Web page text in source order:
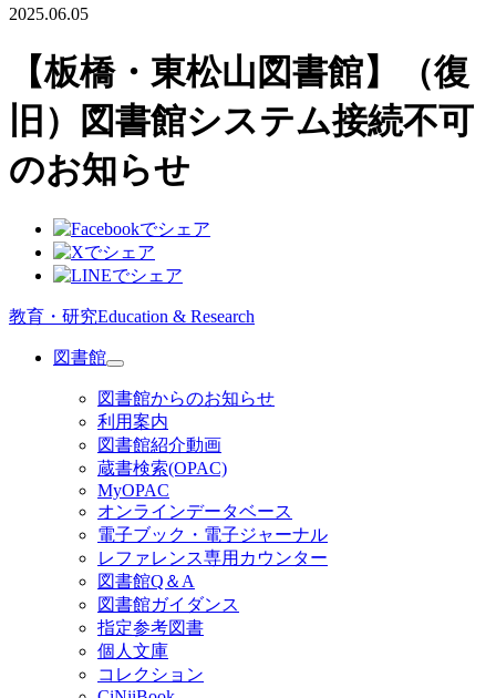
2025.06.05
【板橋・東松山図書館】（復
旧）図書館システム接続不可
のお知らせ
教育・研究Education & Research
図書館
図書館からのお知らせ
利用案内
図書館紹介動画
蔵書検索(OPAC)
MyOPAC
オンラインデータベース
電子ブック・電子ジャーナル
レファレンス専用カウンター
図書館Q＆A
図書館ガイダンス
指定参考図書
個人文庫
コレクション